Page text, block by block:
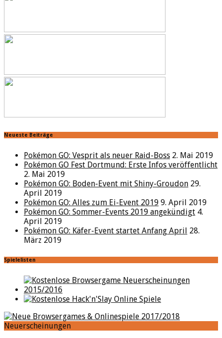
Neueste Beiträge
Pokémon GO: Vesprit als neuer Raid-Boss 2. Mai 2019
Pokémon GO Fest Dortmund: Erste Infos veröffentlicht
2. Mai 2019
Pokémon GO: Boden-Event mit Shiny-Groudon 29.
April 2019
Pokémon GO: Alles zum Ei-Event 2019 9. April 2019
Pokémon GO: Sommer-Events 2019 angekündigt 4.
April 2019
Pokémon GO: Käfer-Event startet Anfang April 28.
März 2019
Spielelisten
Neuerscheinungen